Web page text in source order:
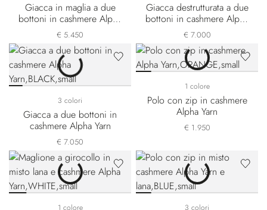
Giacca in maglia a due
bottoni in cashmere Alpha
Yarn
€ 5.450
Giacca destrutturata a due
bottoni in cashmere Alpha
Yarn
€ 7.000
3 colori
Giacca a due bottoni in
cashmere Alpha Yarn
€ 7.050
1 colore
Polo con zip in cashmere
Alpha Yarn
€ 1.950
1 colore 3 colori